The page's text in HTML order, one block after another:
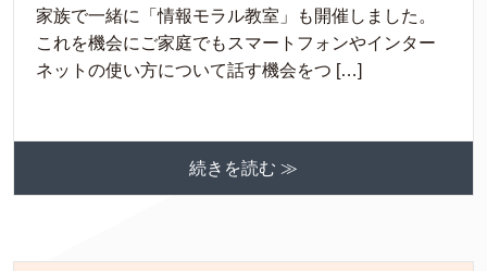
家族で一緒に「情報モラル教室」も開催しました。
これを機会にご家庭でもスマートフォンやインター
ネットの使い方について話す機会をつ […]
続きを読む ≫